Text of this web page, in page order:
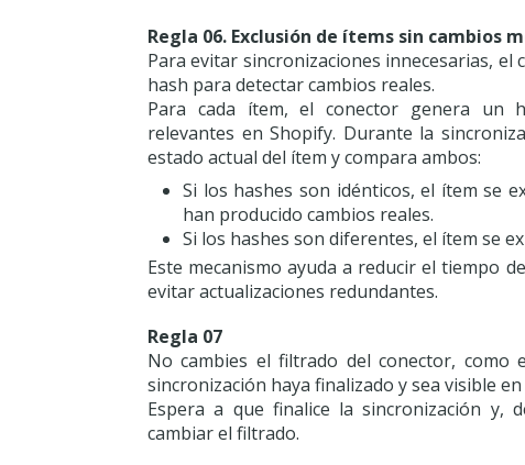
Regla 06. Exclusión de ítems sin cambios
Para evitar sincronizaciones innecesarias,
hash para detectar cambios reales.
Para cada ítem, el conector genera un
relevantes en Shopify. Durante la
estado actual del ítem y compara ambos:
Si los hashes son idénticos, el ítem se
han producido cambios reales.
Si los hashes son diferentes, el ítem se
Este mecanismo ayuda a reducir el tiempo
evitar actualizaciones redundantes.
Regla 07
No cambies el filtrado del conector,
sincronización haya finalizado y sea visible
Espera a que finalice la sincronización y,
cambiar el filtrado.